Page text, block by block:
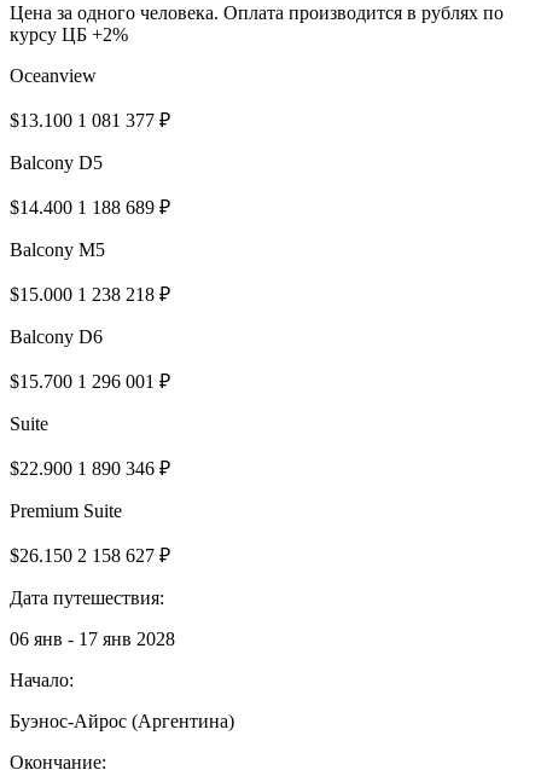
Цена за одного человека. Оплата производится в рублях по
курсу ЦБ +2%
Oceanview
$13.100 1 081 377 ₽
Balcony D5
$14.400 1 188 689 ₽
Balcony M5
$15.000 1 238 218 ₽
Balcony D6
$15.700 1 296 001 ₽
Suite
$22.900 1 890 346 ₽
Premium Suite
$26.150 2 158 627 ₽
Дата путешествия:
06 янв - 17 янв 2028
Начало:
Буэнос-Айрос (Аргентина)
Окончание: